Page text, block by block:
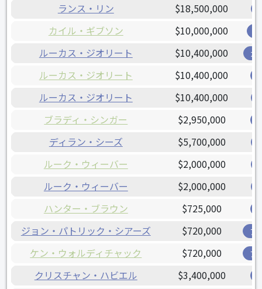
ランス・リン $18,500,000
カイル・ギブソン $10,000,000
ルーカス・ジオリート $10,400,000 ガ
ルーカス・ジオリート $10,400,000
ルーカス・ジオリート $10,400,000
ブラディ・シンガー $2,950,000
ディラン・シーズ $5,700,000
ルーク・ウィーバー $2,000,000
ルーク・ウィーバー $2,000,000
ハンター・ブラウン $725,000
ジョン・パトリック・シアーズ $720,000 ア
ケン・ウォルディチャック $720,000 ア
クリスチャン・ハビエル $3,400,000